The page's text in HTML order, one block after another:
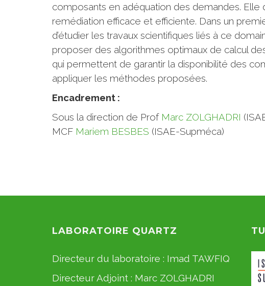
composants en adéquation des demandes.
remédiation efficace et efficiente. Dans un
d’étudier les travaux scientifiques liés à ce
proposer des algorithmes optimaux de calcul
qui permettent de garantir la disponibilité des
appliquer les méthodes proposées.
Encadrement :
Sous la direction de Prof Marc ZOLGHADRI
MCF Mariem BESBES (ISAE-Supméca)
LABORATOIRE QUARTZ
Directeur du laboratoire : Imad TAWFIQ
Directeur Adjoint : Marc ZOLGHADRI